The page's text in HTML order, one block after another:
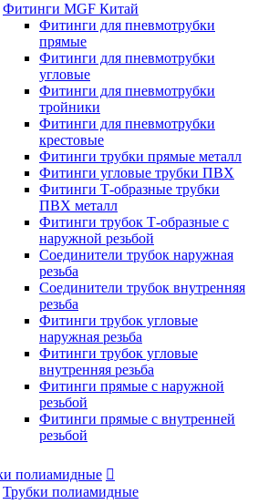
Фитинги MGF Китай
Фитинги для пневмотрубки
прямые
Фитинги для пневмотрубки
угловые
Фитинги для пневмотрубки
тройники
Фитинги для пневмотрубки
крестовые
Фитинги трубки прямые металл
Фитинги угловые трубки ПВХ
Фитинги Т-образные трубки
ПВХ металл
Фитинги трубок Т-образные с
наружной резьбой
Соединители трубок наружная
резьба
Соединители трубок внутренняя
резьба
Фитинги трубок угловые
наружная резьба
Фитинги трубок угловые
внутренняя резьба
Фитинги прямые с наружной
резьбой
Фитинги прямые с внутренней
резьбой
полиамидные 
Трубки полиамидные